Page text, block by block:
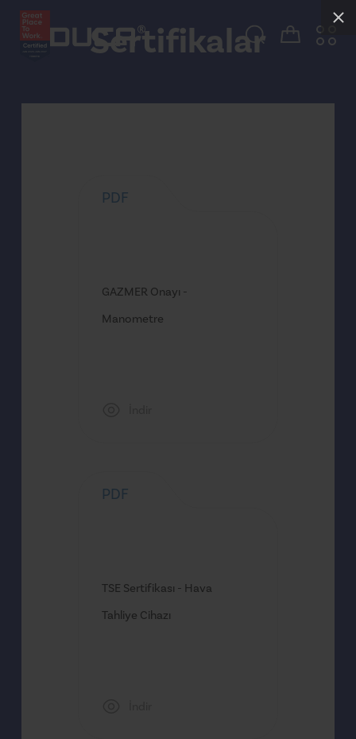
Sertifikalar
PDF
GAZMER Onayı -
Manometre
PDF
TSE Sertifikası - Hava
Tahliye Cihazı